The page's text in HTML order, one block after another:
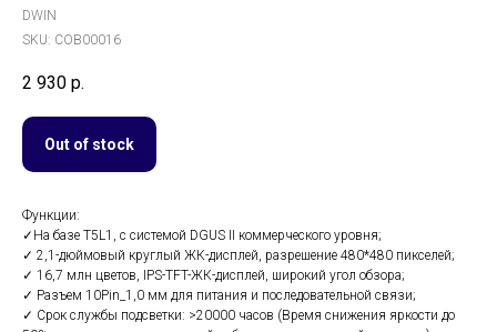
DWIN
SKU: COB00016
2 930 р.
Out of stock
Функции:
✓На базе T5L1, с системой DGUS II коммерческого уровня;
✓ 2,1-дюймовый круглый ЖК-дисплей, разрешение 480*480 пикселей;
✓ 16,7 млн цветов, IPS-TFT-ЖК-дисплей, широкий угол обзора;
✓ Разъем 10Pin_1,0 мм для питания и последовательной связи;
✓ Срок службы подсветки: >20000 часов (Время снижения яркости до